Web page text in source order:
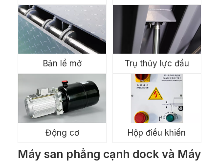
Bản lề mở Trụ thủy lực đầu
Động cơ Hộp điều khiển
Máy san phẳng cạnh dock và Máy